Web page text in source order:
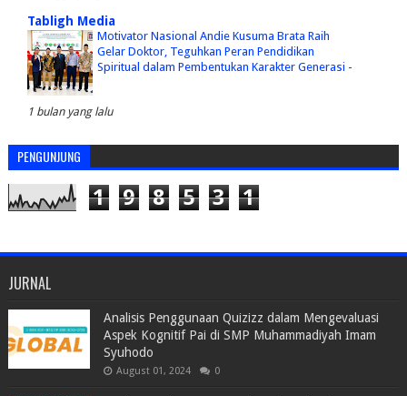
Tabligh Media
Motivator Nasional Andie Kusuma Brata Raih
Gelar Doktor, Teguhkan Peran Pendidikan
Spiritual dalam Pembentukan Karakter Generasi -
1 bulan yang lalu
PENGUNJUNG
1 9 8 5 3 1
JURNAL
Analisis Penggunaan Quizizz dalam Mengevaluasi
Aspek Kognitif Pai di SMP Muhammadiyah Imam
Syuhodo
August 01, 2024 0